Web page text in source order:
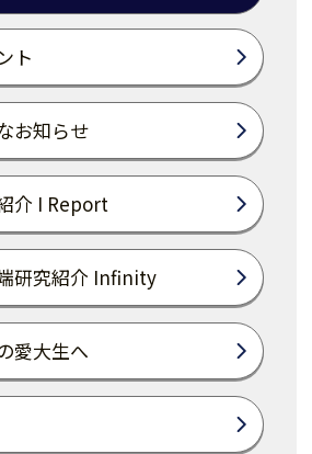
ト
お知らせ
介 I Report
研究紹介 Infinity
愛大生へ